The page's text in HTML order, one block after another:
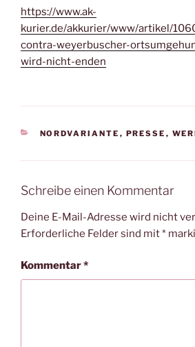
https://www.ak-
kurier.de/akkurier/www/artikel/
contra-weyerbuscher-
wird-nicht-enden
KATEGORIEN
NORDVARIANTE , PRESSE ,
Schreibe einen Kommentar
Deine E-Mail-Adresse wird nicht
Erforderliche Felder sind mit*
Kommentar*